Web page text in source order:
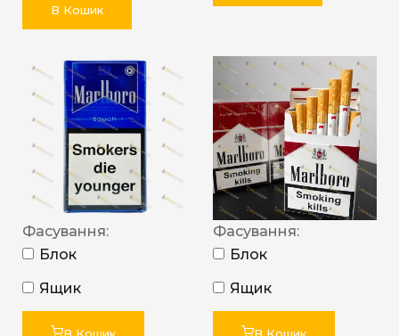
В Кошик
Фасування:
Блок
Ящик
Фасування:
Блок
Ящик